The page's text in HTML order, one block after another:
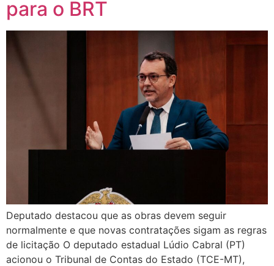
para o BRT
Deputado destacou que as obras devem seguir
normalmente e que novas contratações sigam as regras
de licitação O deputado estadual Lúdio Cabral (PT)
acionou o Tribunal de Contas do Estado (TCE-MT),